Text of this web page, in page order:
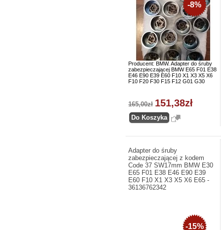
Producent: BMW. Adapter do śruby
zabezpieczającej BMW E65 F01 E38
E46 E90 E39 E60 F10 X1 X3 X5 X6
F10 F20 F30 F15 F12 G01 G30
-8%
165,00zł 151,38zł
Adapter do śruby
zabezpieczającej z kodem
Code 37 SW17mm BMW E30
E65 F01 E38 E46 E90 E39
E60 F10 X1 X3 X5 X6 E65 -
36136762342
-15%